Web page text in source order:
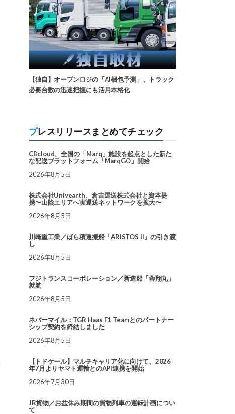
【独自】オープンロジの「AI梱包予測」、トラック
必要台数の迅速把握にも活用本格化
プレスリリースまとめてチェック
CBcloud、全国の「Marq」施設を起点とした新た
な配送プラットフォーム「MarqGO」開始
2026年8月5日
株式会社Univearth、倉吉運送株式会社と資本提
携〜山陰エリアへ実運送ネットワークを拡大〜
2026年8月5日
川崎重工業／ばら積運搬船「ARISTOS II」の引き渡
し
2026年8月5日
フジトランスコーポレーション／新造船「蓉翔丸」
就航
2026年8月5日
ネバーマイル：TGR Haas F1 Teamとのパートナー
シップ契約を締結しました
2026年8月5日
【トドケール】マルチキャリア化に向けて、2026
年7月よりヤマト運輸とのAPI連携を開始
2026年7月30日
JR貨物／お盆休み期間の貨物列車の運転計画につい
て